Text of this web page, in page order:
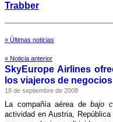
Trabber
» Últimas noticias
« Noticia anterior
SkyEurope Airlines
los viajeros de negocios
18 de septiembre de 2008
La compañí­a aérea debajo
actividad en Austria,